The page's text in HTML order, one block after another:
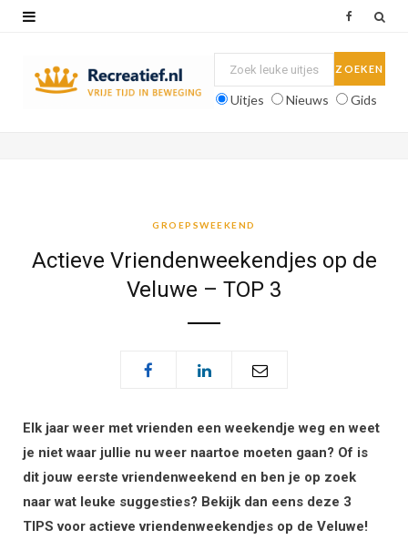
Uitjes Nieuws Gids
GROEPSWEEKEND
Actieve Vriendenweekendjes op de
Veluwe – TOP 3
Elk jaar weer met vrienden een weekendje weg en weet
je niet waar jullie nu weer naartoe moeten gaan? Of is
dit jouw eerste vriendenweekend en ben je op zoek
naar wat leuke suggesties? Bekijk dan eens deze 3
TIPS voor actieve vriendenweekendjes op de Veluwe!